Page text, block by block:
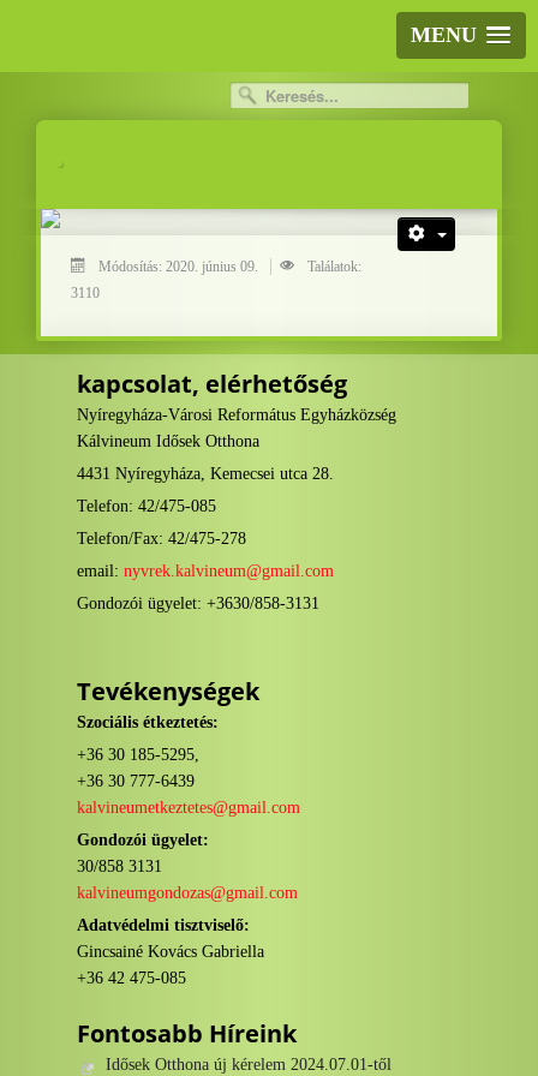
MENU
.
Módosítás: 2020. június 09.
Találatok:
3110
kapcsolat, elérhetőség
Nyíregyháza-Városi Református Egyházközség
Kálvineum Idősek Otthona
4431 Nyíregyháza, Kemecsei utca 28.
Telefon: 42/475-085
Telefon/Fax: 42/475-278
email: nyvrek.kalvineum@gmail.com
Gondozói ügyelet: +3630/858-3131
Tevékenységek
Szociális étkeztetés:
+36 30 185-5295,
+36 30 777-6439
kalvineumetkeztetes@gmail.com
Gondozói ügyelet:
30/858 3131
kalvineumgondozas@gmail.com
Adatvédelmi tisztviselő:
Gincsainé Kovács Gabriella
+36 42 475-085
Fontosabb Híreink
Idősek Otthona új kérelem 2024.07.01-től